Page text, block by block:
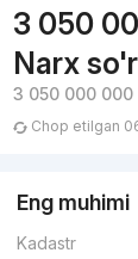
3 050
Narx
3 050 000 000
Chop etilgan
Eng muhimi
Kadastr